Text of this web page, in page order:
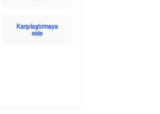
Karşılaştırmaya
ekle